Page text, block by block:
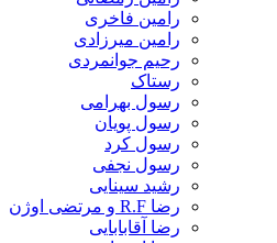
رامین فاخری
رامین میرزادی
رحیم جوانمردی
رستاک
رسول بهرامی
رسول پویان
رسول کرد
رسول نجفی
رشید سینایی
رضا R.F و مرتضی اوژن
رضا آقابابایی